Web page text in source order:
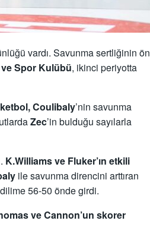
vardı. Savunma sertliğinin ön
Spor Kulübü, ikinci periyotta
Coulibaly’nin savunma
Zec’in bulduğu sayılarla
K.Williams ve Fluker’ın etkili
ile savunma direncini arttıran
56-50 önde girdi.
ve Cannon’un skorer